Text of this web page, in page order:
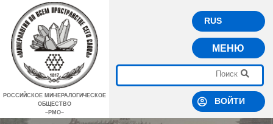
РОССИЙСКОЕ МИНЕРАЛОГИЧЕСКОЕ
ОБЩЕСТВО
–РМО–
RUS
МЕНЮ
ВОЙТИ